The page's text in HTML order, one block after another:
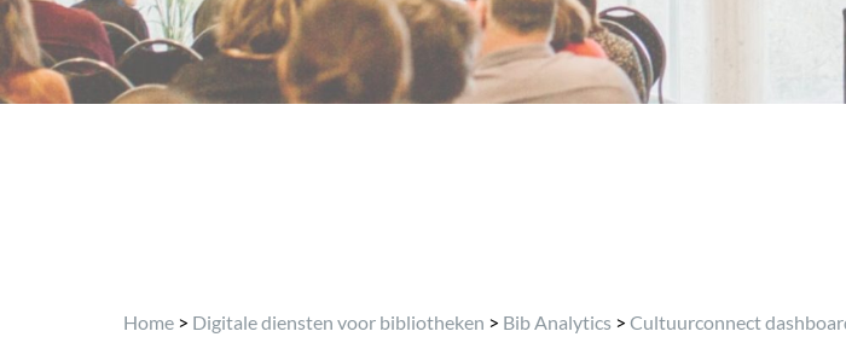
Home > Digitale diensten voor bibliotheken > Bib Analytics > Cultuurconnect